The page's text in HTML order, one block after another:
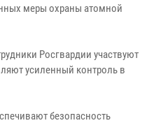
меры охраны атомной
Росгвардии участвуют
усиленный контроль в
безопасность